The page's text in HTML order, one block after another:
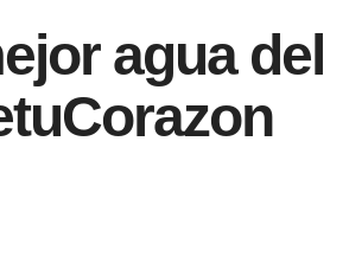
agua del